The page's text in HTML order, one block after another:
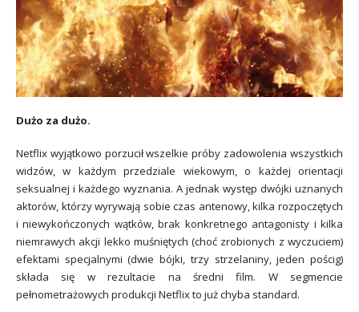
Dużo za dużo.
Netflix wyjątkowo porzucił wszelkie próby zadowolenia wszystkich
widzów, w każdym przedziale wiekowym, o każdej orientacji
seksualnej i każdego wyznania. A jednak występ dwójki uznanych
aktorów, którzy wyrywają sobie czas antenowy, kilka rozpoczętych
i niewykończonych wątków, brak konkretnego antagonisty i kilka
niemrawych akcji lekko muśniętych (choć zrobionych z wyczuciem)
efektami specjalnymi (dwie bójki, trzy strzelaniny, jeden pościg)
składa się w rezultacie na średni film. W segmencie
pełnometrażowych produkcji Netflix to już chyba standard.